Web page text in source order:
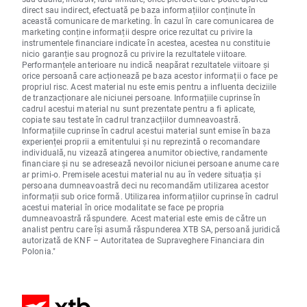
direct sau indirect, efectuată pe baza informațiilor conținute în
această comunicare de marketing. În cazul în care comunicarea de
marketing conține informații despre orice rezultat cu privire la
instrumentele financiare indicate în acestea, acestea nu constituie
nicio garanție sau prognoză cu privire la rezultatele viitoare.
Performanțele anterioare nu indică neapărat rezultatele viitoare și
orice persoană care acționează pe baza acestor informații o face pe
propriul risc. Acest material nu este emis pentru a influenta deciziile
de tranzacționare ale niciunei persoane. Informațiile cuprinse în
cadrul acestui material nu sunt prezentate pentru a fi aplicate,
copiate sau testate în cadrul tranzacțiilor dumneavoastră.
Informațiile cuprinse în cadrul acestui material sunt emise în baza
experienței proprii a emitentului și nu reprezintă o recomandare
individuală, nu vizează atingerea anumitor obiective, randamente
financiare și nu se adresează nevoilor niciunei persoane anume care
ar primi-o. Premisele acestui material nu au în vedere situația și
persoana dumneavoastră deci nu recomandăm utilizarea acestor
informații sub orice formă. Utilizarea informațiilor cuprinse în cadrul
acestui material în orice modalitate se face pe propria
dumneavoastră răspundere. Acest material este emis de către un
analist pentru care își asumă răspunderea XTB SA, persoană juridică
autorizată de KNF – Autoritatea de Supraveghere Financiara din
Polonia."